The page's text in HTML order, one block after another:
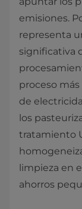
emisiones.
representa
significativa
proceso
de
los
tratamiento
limpieza en
ahorros